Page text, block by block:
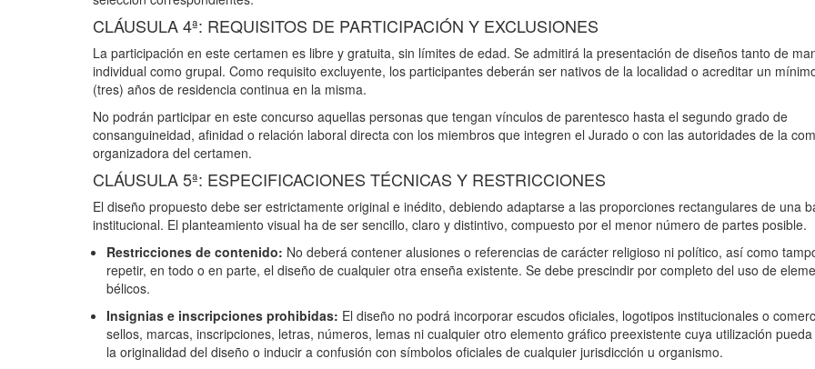
CLÁUSULA 4ª: REQUISITOS DE PARTICIPACIÓN Y EXCLUSIONES
La participación en este certamen es libre y gratuita, sin límites de edad. Se admitirá la presentación de diseños tanto de
individual como grupal. Como requisito excluyente, los participantes deberán ser nativos de la localidad o acreditar un
(tres) años de residencia continua en la misma.
No podrán participar en este concurso aquellas personas que tengan vínculos de parentesco hasta el segundo grado de
consanguineidad, afinidad o relación laboral directa con los miembros que integren el Jurado o con las autoridades de la
organizadora del certamen.
CLÁUSULA 5ª: ESPECIFICACIONES TÉCNICAS Y RESTRICCIONES
El diseño propuesto debe ser estrictamente original e inédito, debiendo adaptarse a las proporciones rectangulares de una
institucional. El planteamiento visual ha de ser sencillo, claro y distintivo, compuesto por el menor número de partes posible.
Restricciones de contenido: No deberá contener alusiones o referencias de carácter religioso ni político, así como
repetir, en todo o en parte, el diseño de cualquier otra enseña existente. Se debe prescindir por completo del uso de
bélicos.
Insignias e inscripciones prohibidas: El diseño no podrá incorporar escudos oficiales, logotipos institucionales o
sellos, marcas, inscripciones, letras, números, lemas ni cualquier otro elemento gráfico preexistente cuya utilización
la originalidad del diseño o inducir a confusión con símbolos oficiales de cualquier jurisdicción u organismo.